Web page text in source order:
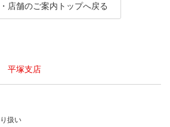
店舗のご案内トップへ戻る
平塚支店
扱い